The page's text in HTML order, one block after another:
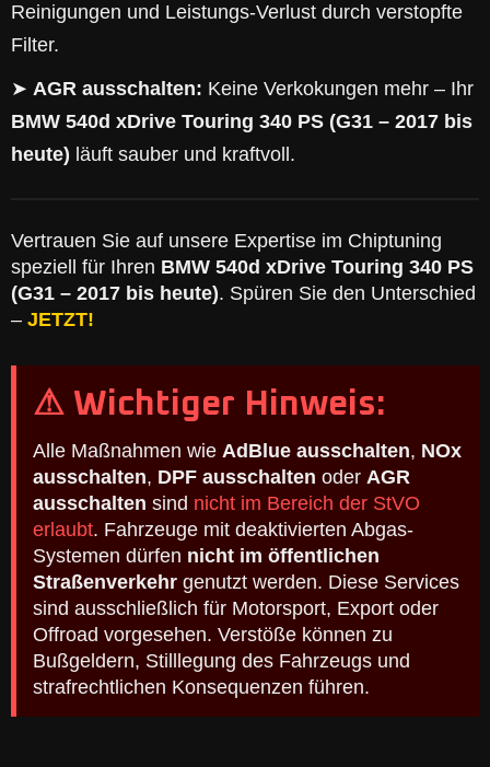
Reinigungen und Leistungs-Verlust durch verstopfte
Filter.
➤ AGR ausschalten: Keine Verkokungen mehr – Ihr
BMW 540d xDrive Touring 340 PS (G31 – 2017 bis
heute) läuft sauber und kraftvoll.
Vertrauen Sie auf unsere Expertise im Chiptuning
speziell für Ihren BMW 540d xDrive Touring 340 PS
(G31 – 2017 bis heute). Spüren Sie den Unterschied
– JETZT!
⚠ Wichtiger Hinweis:
Alle Maßnahmen wie AdBlue ausschalten, NOx
ausschalten, DPF ausschalten oder AGR
ausschalten sind nicht im Bereich der StVO
erlaubt. Fahrzeuge mit deaktivierten Abgas-
Systemen dürfen nicht im öffentlichen
Straßenverkehr genutzt werden. Diese Services
sind ausschließlich für Motorsport, Export oder
Offroad vorgesehen. Verstöße können zu
Bußgeldern, Stilllegung des Fahrzeugs und
strafrechtlichen Konsequenzen führen.